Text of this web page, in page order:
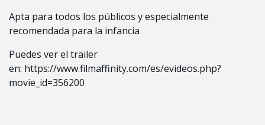
Apta para todos los públicos y especialmente
recomendada para la infancia
Puedes ver el trailer
en: https://www.filmaffinity.com/es/evideos.php?
movie_id=356200